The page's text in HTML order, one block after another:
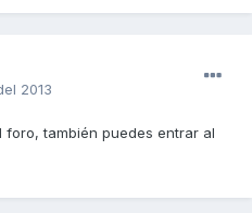
2013
también puedes entrar al